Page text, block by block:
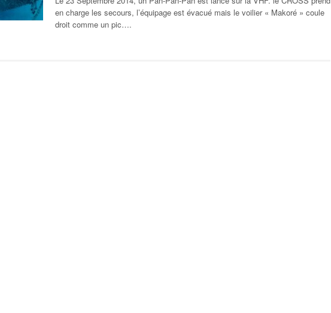
en charge les secours, l’équipage est évacué mais le voilier « Makoré » coule
droit comme un pic….